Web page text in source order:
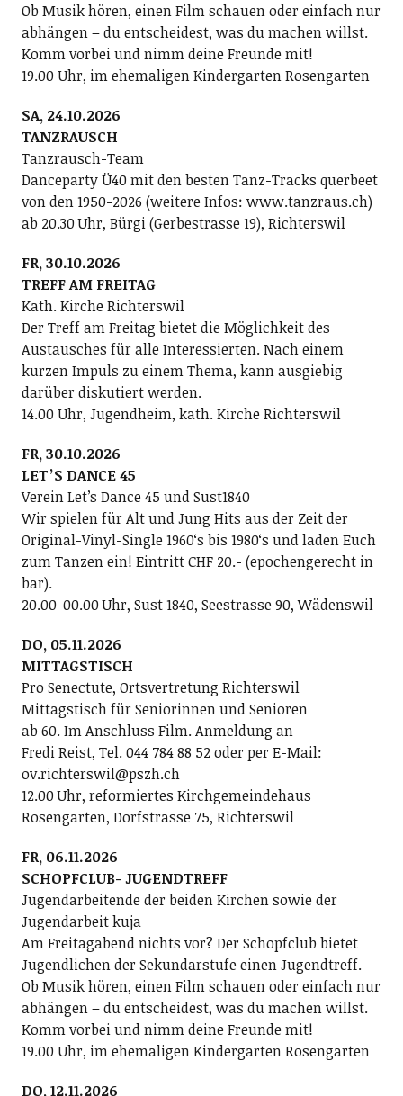
Ob Musik hören, einen Film schauen oder einfach nur
abhängen – du entscheidest, was du machen willst.
Komm vorbei und nimm deine Freunde mit!
19.00 Uhr, im ehemaligen Kindergarten Rosengarten
SA, 24.10.2026
TANZRAUSCH
Tanzrausch-Team
Danceparty Ü40 mit den besten Tanz-Tracks querbeet
von den 1950-2026 (weitere Infos: www.tanzraus.ch)
ab 20.30 Uhr, Bürgi (Gerbestrasse 19), Richterswil
FR, 30.10.2026
TREFF AM FREITAG
Kath. Kirche Richterswil
Der Treff am Freitag bietet die Möglichkeit des
Austausches für alle Interessierten. Nach einem
kurzen Impuls zu einem Thema, kann ausgiebig
darüber diskutiert werden.
14.00 Uhr, Jugendheim, kath. Kirche Richterswil
FR, 30.10.2026
LETʼS DANCE 45
Verein Letʼs Dance 45 und Sust1840
Wir spielen für Alt und Jung Hits aus der Zeit der
Original-Vinyl-Single 1960ʻs bis 1980ʻs und laden Euch
zum Tanzen ein! Eintritt CHF 20.- (epochengerecht in
bar).
20.00-00.00 Uhr, Sust 1840, Seestrasse 90, Wädenswil
DO, 05.11.2026
MITTAGSTISCH
Pro Senectute, Ortsvertretung Richterswil
Mittagstisch für Seniorinnen und Senioren
ab 60. Im Anschluss Film. Anmeldung an
Fredi Reist, Tel. 044 784 88 52 oder per E-Mail:
ov.richterswil@pszh.ch
12.00 Uhr, reformiertes Kirchgemeindehaus
Rosengarten, Dorfstrasse 75, Richterswil
FR, 06.11.2026
SCHOPFCLUB- JUGENDTREFF
Jugendarbeitende der beiden Kirchen sowie der
Jugendarbeit kuja
Am Freitagabend nichts vor? Der Schopfclub bietet
Jugendlichen der Sekundarstufe einen Jugendtreff.
Ob Musik hören, einen Film schauen oder einfach nur
abhängen – du entscheidest, was du machen willst.
Komm vorbei und nimm deine Freunde mit!
19.00 Uhr, im ehemaligen Kindergarten Rosengarten
DO, 12.11.2026